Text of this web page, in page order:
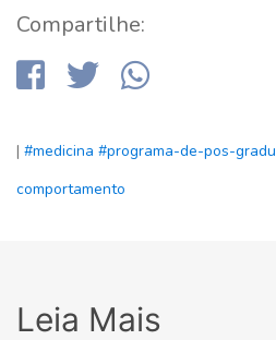
Compartilhe:
| #medicina #programa-de-pos-
comportamento
Leia Mais